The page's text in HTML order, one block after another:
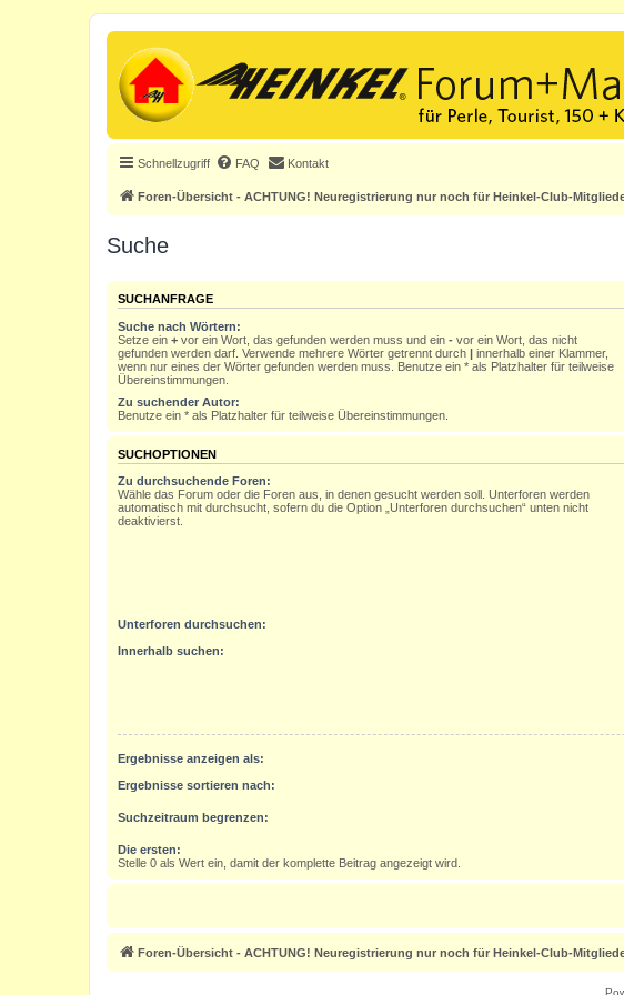
Schnellzugriff FAQ Kontakt
Foren-Übersicht - ACHTUNG! Neuregistrierung nur noch für Heinkel-Club-
Suche
SUCHANFRAGE
Suche nach Wörtern:
Setze ein + vor ein Wort, das gefunden werden muss und ein - vor ein Wort, das nicht
gefunden werden darf. Verwende mehrere Wörter getrennt durch | innerhalb einer Klammer,
wenn nur eines der Wörter gefunden werden muss. Benutze ein * als Platzhalter für teilweise
Übereinstimmungen.
Zu suchender Autor:
Benutze ein * als Platzhalter für teilweise Übereinstimmungen.
SUCHOPTIONEN
Zu durchsuchende Foren:
Wähle das Forum oder die Foren aus, in denen gesucht werden soll. Unterforen werden
automatisch mit durchsucht, sofern du die Option „Unterforen durchsuchen“ unten nicht
deaktivierst.
Unterforen durchsuchen:
Innerhalb suchen:
Ergebnisse anzeigen als:
Ergebnisse sortieren nach:
Suchzeitraum begrenzen:
Die ersten:
Stelle 0 als Wert ein, damit der komplette Beitrag angezeigt wird.
Foren-Übersicht - ACHTUNG! Neuregistrierung nur noch für Heinkel-Club-